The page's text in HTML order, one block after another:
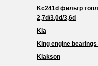
Kc241d фильтр
2,7d/3,0d/3,6d
Kia
King engine bearings
Klakson